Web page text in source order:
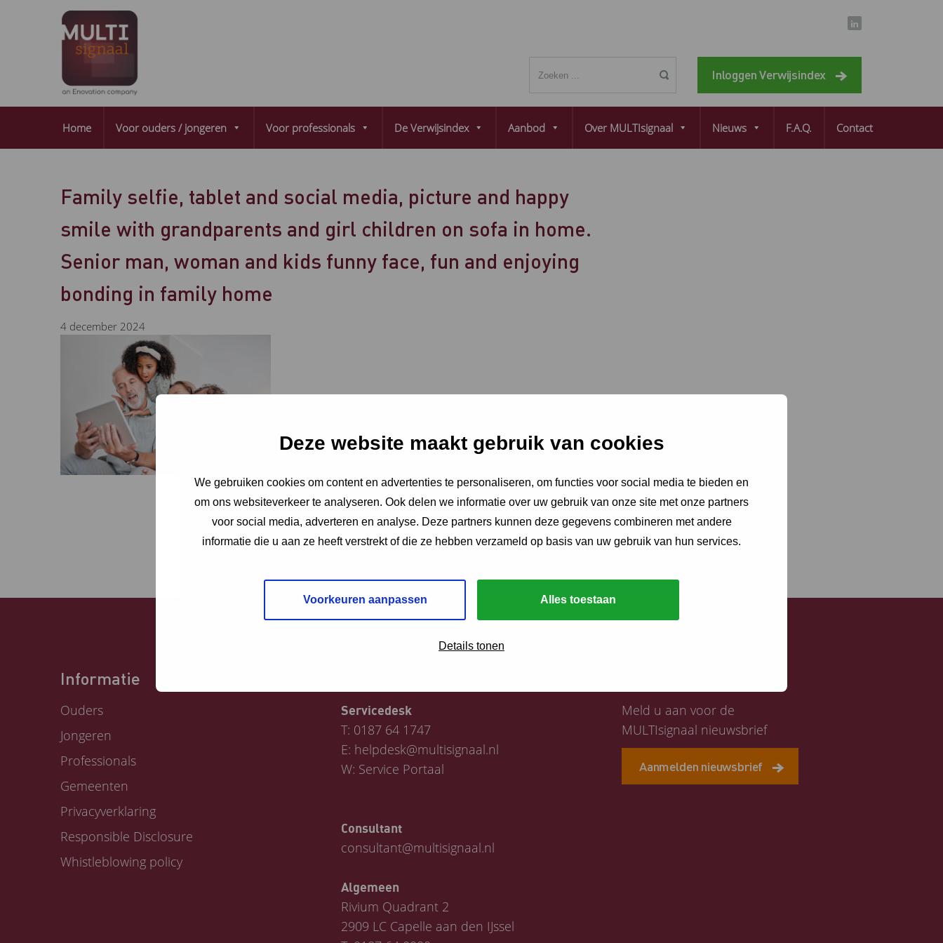
Deze website maakt gebruik van cookies
We gebruiken cookies om content en advertenties te personaliseren, om functies voor social media te bieden en
om ons websiteverkeer te analyseren. Ook delen we informatie over uw gebruik van onze site met onze partners
voor social media, adverteren en analyse. Deze partners kunnen deze gegevens combineren met andere
informatie die u aan ze heeft verstrekt of die ze hebben verzameld op basis van uw gebruik van hun services.
Voorkeuren aanpassen Alles toestaan
Details tonen
Inloggen Verwijsindex
Home Voor ouders / jongeren Voor professionals De Verwijsindex Aanbod Over MULTIsignaal Nieuws F.A.Q. Contact
Family selfie, tablet and social media, picture and happy
smile with grandparents and girl children on sofa in home.
Senior man, woman and kids funny face, fun and enjoying
bonding in family home
4 december 2024
Informatie
Ouders
Jongeren
Professionals
Gemeenten
Privacyverklaring
Responsible Disclosure
Whistleblowing policy
Servicedesk
T: 0187 64 1747
E: helpdesk@multisignaal.nl
W: Service Portaal
Consultant
consultant@multisignaal.nl
Algemeen
Rivium Quadrant 2
2909 LC Capelle aan den IJssel
Meld u aan voor de
MULTIsignaal nieuwsbrief
Aanmelden nieuwsbrief